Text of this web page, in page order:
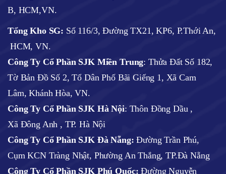
B, HCM,VN.
Tổng Kho SG: Số 116/3, Đường TX21, KP6, P.Thới An,
HCM, VN.
Công Ty Cổ Phần SJK Miền Trung: Thửa Đất Số 182,
Tờ Bản Đồ Số 2, Tổ Dân Phố Bãi Giếng 1, Xã Cam
Lâm, Khánh Hòa, VN.
Công Ty Cổ Phần SJK Hà Nội: Thôn Đồng Dầu ,
Xã Đông Anh , TP. Hà Nội
Công Ty Cổ Phần SJK Đà Nẵng: Đường Trần Phú,
Cụm KCN Tràng Nhật, Phường An Thắng, TP.Đà Nẵng
Công Ty Cổ Phần SJK Phú Quốc: Đường Nguyễn